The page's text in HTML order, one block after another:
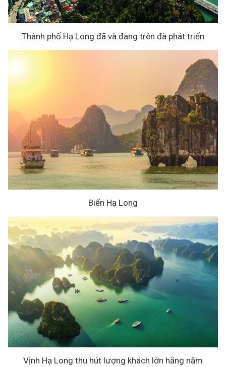
Thành phố Hạ Long đã và đang trên đà phát triển
Biển Hạ Long
Vịnh Hạ Long thu hút lượng khách lớn hằng năm